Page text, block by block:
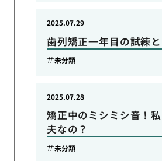
歯列矯正一年目の試練
2025.07.29
未分類
矯正中のミシミシ音！
夫なの？
2025.07.28
未分類